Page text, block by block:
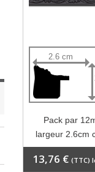
2.6 cm
Pack par
largeur 2.6cm
13,76 € (TTC)